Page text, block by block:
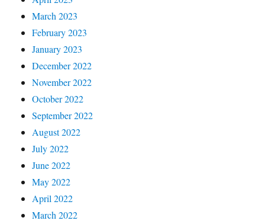
March 2023
February 2023
January 2023
December 2022
November 2022
October 2022
September 2022
August 2022
July 2022
June 2022
May 2022
April 2022
March 2022